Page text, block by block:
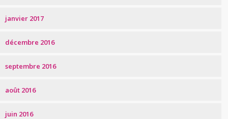
janvier 2017
décembre 2016
septembre 2016
août 2016
juin 2016